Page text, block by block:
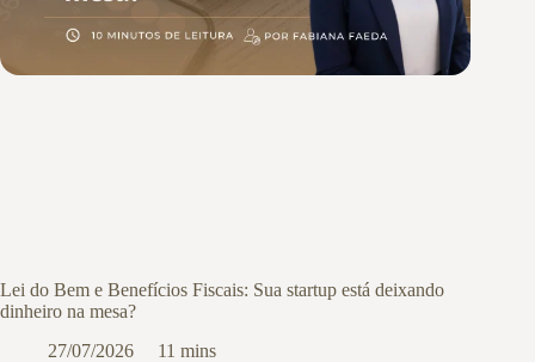
Lei do Bem e Benefícios Fiscais: Sua startup está deixando
dinheiro na mesa?
27/07/2026
11 mins